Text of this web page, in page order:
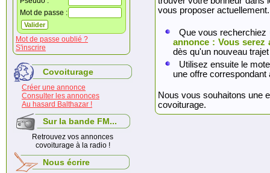
Mot de passe :
Mot de passe oublié ?
S'inscrire
Covoiturage
Créer une annonce
Consulter les annonces
Au hasard Balthazar !
Sur la bande FM...
Retrouvez vos annonces
covoiturage à la radio !
Nous écrire
vous proposer actuellement.
Que vous
annonce : Vous serez
dès qu'un nouveau
Utilisez ensuite le
une offre
Nous vous souhaitons une
covoiturage.